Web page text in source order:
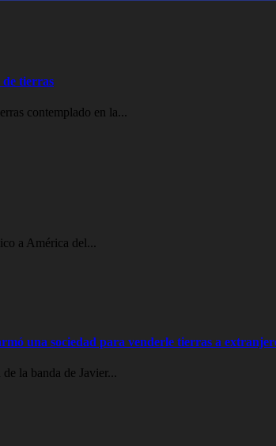
tierras
contemplado en la...
a América del...
una sociedad para venderle tierras a
la banda de Javier...